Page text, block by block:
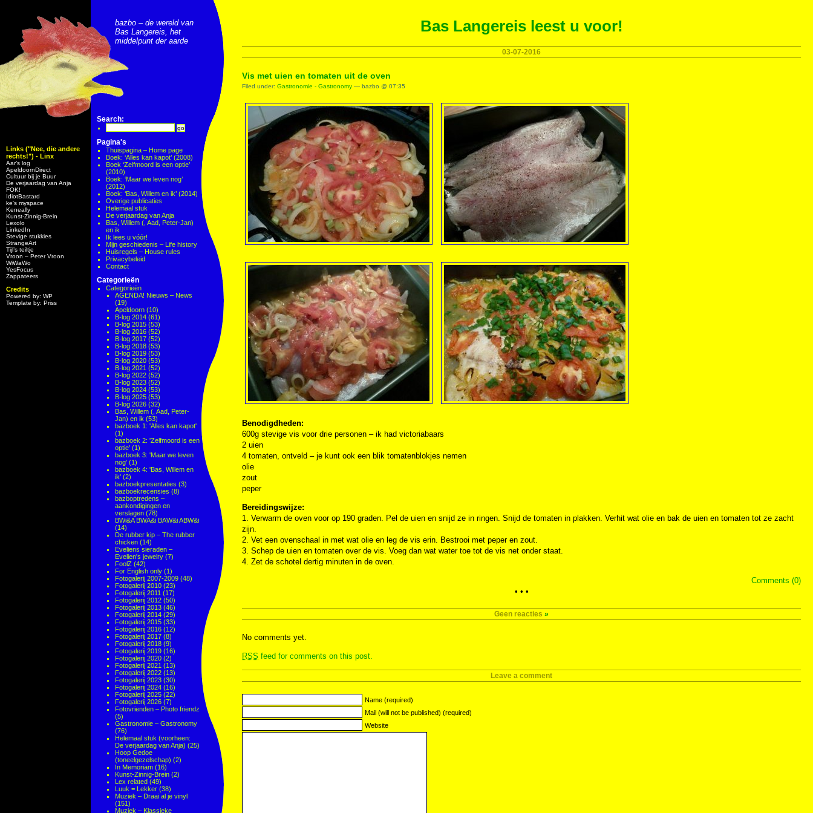
Links ("Nee, die andere
rechts!") - Linx
Aar’s log
ApeldoornDirect
Cultuur bij je Buur
De verjaardag van Anja
FOK!
IdiotBastard
ke's myspace
Keneally
Kunst-Zinnig-Brein
Lexolo
LinkedIn
Stevige stukkies
StrangeArt
Tijl’s teiltje
Vroon – Peter Vroon
WiWaWo
YesFocus
Zappateers
Credits
Powered by: WP
Template by: Priss
bazbo – de wereld van
Bas Langereis, het
middelpunt der aarde
Search:
Pagina's
Thuispagina – Home page
Boek: ‘Alles kan kapot’ (2008)
Boek ‘Zelfmoord is een optie’
(2010)
Boek: ‘Maar we leven nog’
(2012)
Boek: ‘Bas, Willem en ik’ (2014)
Overige publicaties
Helemaal stuk
De verjaardag van Anja
Bas, Willem (, Aad, Peter-Jan)
en ik
Ik lees u vóór!
Mijn geschiedenis – Life history
Huisregels – House rules
Privacybeleid
Contact
Categorieën
Categorieën
AGENDA! Nieuws – News
(19)
Apeldoorn (10)
B-log 2014 (61)
B-log 2015 (53)
B-log 2016 (52)
B-log 2017 (52)
B-log 2018 (53)
B-log 2019 (53)
B-log 2020 (53)
B-log 2021 (52)
B-log 2022 (52)
B-log 2023 (52)
B-log 2024 (53)
B-log 2025 (53)
B-log 2026 (32)
Bas, Willem (, Aad, Peter-
Jan) en ik (53)
bazboek 1: 'Alles kan kapot'
(1)
bazboek 2: 'Zelfmoord is een
optie' (1)
bazboek 3: 'Maar we leven
nog' (1)
bazboek 4: 'Bas, Willem en
ik' (2)
bazboekpresentaties (3)
bazboekrecensies (8)
bazboptredens –
aankondigingen en
verslagen (78)
BWi&A BWA&i BAW&i ABW&i
(14)
De rubber kip – The rubber
chicken (14)
Eveliens sieraden –
Evelien's jewelry (7)
FoolZ (42)
For English only (1)
Fotogalerij 2007-2009 (48)
Fotogalerij 2010 (23)
Fotogalerij 2011 (17)
Fotogalerij 2012 (50)
Fotogalerij 2013 (46)
Fotogalerij 2014 (29)
Fotogalerij 2015 (33)
Fotogalerij 2016 (12)
Fotogalerij 2017 (8)
Fotogalerij 2018 (9)
Fotogalerij 2019 (16)
Fotogalerij 2020 (2)
Fotogalerij 2021 (13)
Fotogalerij 2022 (13)
Fotogalerij 2023 (30)
Fotogalerij 2024 (16)
Fotogalerij 2025 (22)
Fotogalerij 2026 (7)
Fotovrienden – Photo friendz
(5)
Gastronomie – Gastronomy
(76)
Helemaal stuk (voorheen:
De verjaardag van Anja) (25)
Hoop Gedoe
(toneelgezelschap) (2)
In Memoriam (16)
Kunst-Zinnig-Brein (2)
Lex related (49)
Luuk = Lekker (38)
Muziek – Draai al je vinyl
(151)
Muziek – Klassieke
Bas Langereis leest u voor!
03-07-2016
Vis met uien en tomaten uit de oven
Filed under: Gastronomie - Gastronomy — bazbo @ 07:35
Benodigdheden:
600g stevige vis voor drie personen – ik had victoriabaars
2 uien
4 tomaten, ontveld – je kunt ook een blik tomatenblokjes nemen
olie
zout
peper
Bereidingswijze:
1. Verwarm de oven voor op 190 graden. Pel de uien en snijd ze in ringen. Snijd de tomaten in plakken. Verhit wat olie en bak de uien en tomaten tot ze zacht
zijn.
2. Vet een ovenschaal in met wat olie en leg de vis erin. Bestrooi met peper en zout.
3. Schep de uien en tomaten over de vis. Voeg dan wat water toe tot de vis net onder staat.
4. Zet de schotel dertig minuten in de oven.
Comments (0)
• • •
Geen reacties »
No comments yet.
RSS feed for comments on this post.
Leave a comment
Name (required)
Mail (will not be published) (required)
Website